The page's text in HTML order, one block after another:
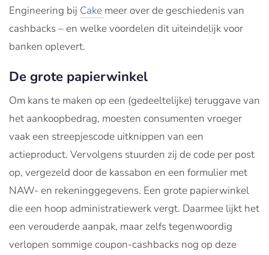
Engineering bij Cake meer over de geschiedenis van
cashbacks – en welke voordelen dit uiteindelijk voor
banken oplevert.
De grote papierwinkel
Om kans te maken op een (gedeeltelijke) teruggave van
het aankoopbedrag, moesten consumenten vroeger
vaak een streepjescode uitknippen van een
actieproduct. Vervolgens stuurden zij de code per post
op, vergezeld door de kassabon en een formulier met
NAW- en rekeninggegevens. Een grote papierwinkel
die een hoop administratiewerk vergt. Daarmee lijkt het
een verouderde aanpak, maar zelfs tegenwoordig
verlopen sommige coupon-cashbacks nog op deze